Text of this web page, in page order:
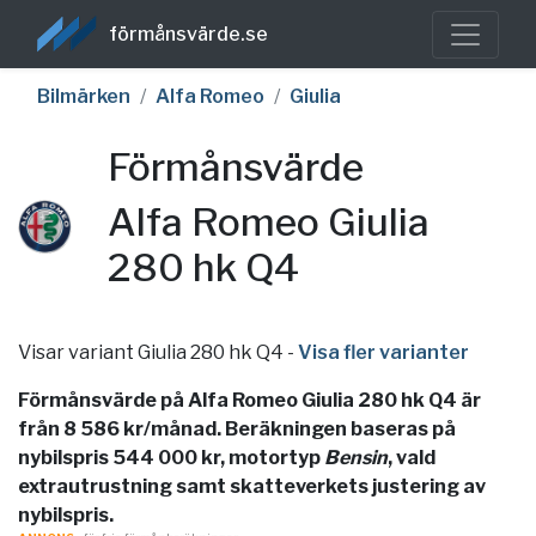
förmånsvärde.se
Bilmärken Alfa Romeo Giulia
Förmånsvärde
Alfa Romeo Giulia
280 hk Q4
Visar variant Giulia 280 hk Q4 - Visa fler varianter
Förmånsvärde på Alfa Romeo Giulia 280 hk Q4 är
från 8 586 kr/månad. Beräkningen baseras på
nybilspris 544 000 kr, motortyp Bensin, vald
extrautrustning samt skatteverkets justering av
nybilspris.